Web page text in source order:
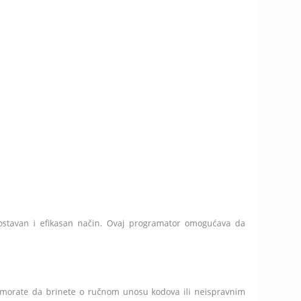
i efikasan način. Ovaj programator omogućava da
da brinete o ručnom unosu kodova ili neispravnim